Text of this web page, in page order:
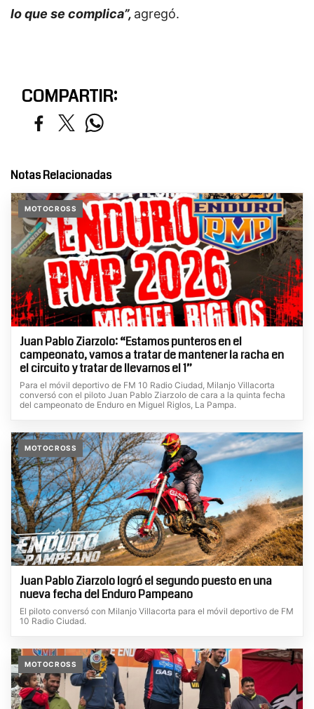
lo que se complica”, agregó.
COMPARTIR:
Notas Relacionadas
MOTOCROSS
Juan Pablo Ziarzolo: “Estamos punteros en el
campeonato, vamos a tratar de mantener la racha en
el circuito y tratar de llevarnos el 1”
Para el móvil deportivo de FM 10 Radio Ciudad, Milanjo Villacorta
conversó con el piloto Juan Pablo Ziarzolo de cara a la quinta fecha
del campeonato de Enduro en Miguel Riglos, La Pampa.
MOTOCROSS
Juan Pablo Ziarzolo logró el segundo puesto en una
nueva fecha del Enduro Pampeano
El piloto conversó con Milanjo Villacorta para el móvil deportivo de FM
10 Radio Ciudad.
MOTOCROSS